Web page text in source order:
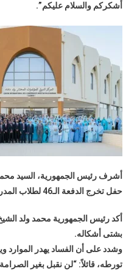
أشكركم والسلام عليكم”.
أشرف رئيس الجمهورية، السيد محمد
حفل تخرج الدفعة الـ46 لطلاب المدرسة الوطنية للإدارة والصحافة والقضاء.
أكد رئيس الجمهورية محمد ولد
بشتى أشكاله.
وشدد على أن الفساد يهدر الموارد
تورطه، قائلاً: “لن نقبل بغير الصرامة